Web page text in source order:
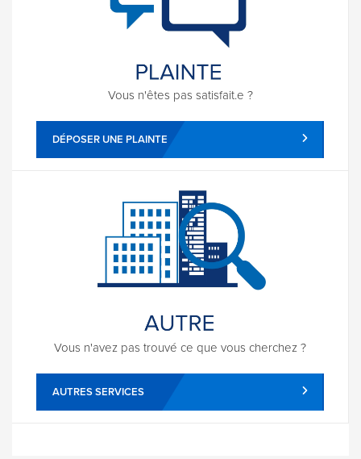
Vous n'êtes pas satisfait.e ?
DÉPOSER UNE PLAINTE
Vous n'avez pas trouvé ce que vous cherchez ?
AUTRES SERVICES